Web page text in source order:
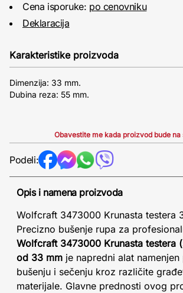
Cena isporuke: po cenovniku
Deklaracija
Karakteristike proizvoda
Dimenzija: 33 mm.
Dubina reza: 55 mm.
Obavestite me kada proizvod bude na
Podeli:
Opis i namena proizvoda
Wolfcraft 3473000 Krunasta testera
Precizno bušenje rupa za
Wolfcraft 3473000 Krunasta testera
od 33 mm je napredni alat
bušenju i sečenju kroz različite
materijale. Glavne prednosti ovog